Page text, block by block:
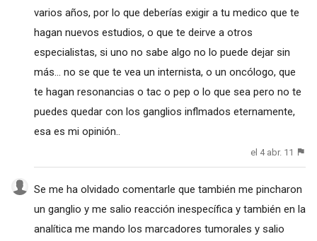
varios años, por lo que deberías exigir a tu medico que te
hagan nuevos estudios, o que te deirve a otros
especialistas, si uno no sabe algo no lo puede dejar sin
más... no se que te vea un internista, o un oncólogo, que
te hagan resonancias o tac o pep o lo que sea pero no te
puedes quedar con los ganglios inflmados eternamente,
esa es mi opinión..
el 4 abr. 11
Se me ha olvidado comentarle que también me pincharon
un ganglio y me salio reacción inespecífica y también en la
analítica me mando los marcadores tumorales y salio